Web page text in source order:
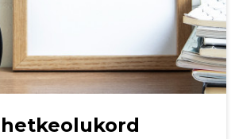
hetkeolukord